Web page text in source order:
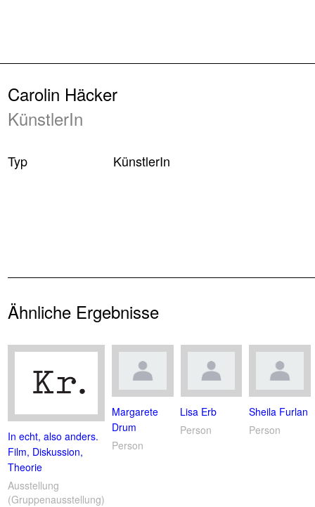
Carolin Häcker
KünstlerIn
Typ KünstlerIn
Ähnliche Ergebnisse
In echt, also anders.
Film, Diskussion,
Theorie
Ausstellung
(Gruppenausstellung)
Margarete
Drum
Person
Lisa Erb
Person
Sheila Furlan
Person